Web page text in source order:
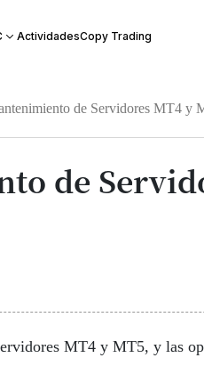
ActividadesCopy Trading
de Servidores MT4 y
de
MT4 y MT5, y las